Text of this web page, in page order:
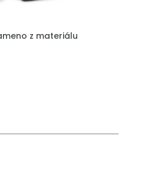
z materiálu